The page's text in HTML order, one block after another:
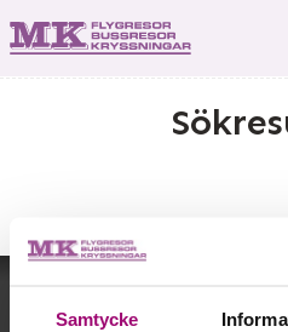
Samtycke
Telefon
Tillbaka